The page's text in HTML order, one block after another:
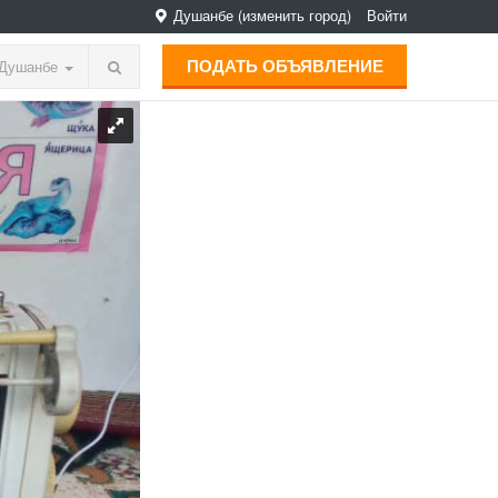
Душанбе (изменить город) Войти
ПОДАТЬ ОБЪЯВЛЕНИЕ